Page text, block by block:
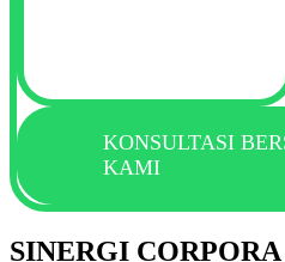
KONSULTASI
KAMI
SINERGI